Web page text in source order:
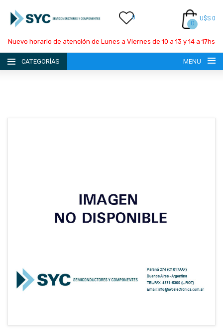
0
0
U$S 0
Nuevo horario de atención de Lunes a Viernes de 10 a 13 y 14 a 17hs
CATEGORÍAS MENU
CONTACTO